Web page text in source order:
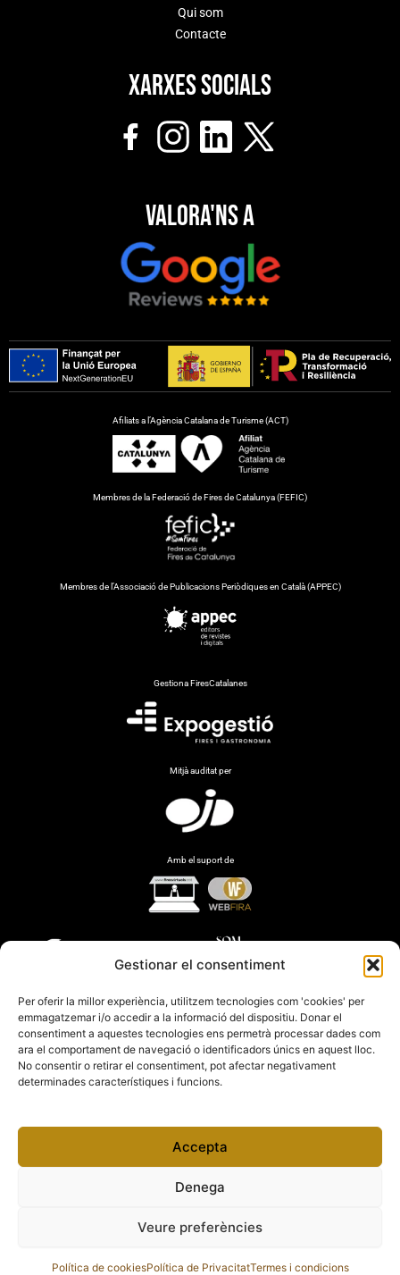
Gestionar el consentiment
Per oferir la millor experiència, utilitzem tecnologies com 'cookies' per
emmagatzemar i/o accedir a la informació del dispositiu. Donar el
consentiment a aquestes tecnologies ens permetrà processar dades com
ara el comportament de navegació o identificadors únics en aquest lloc.
No consentir o retirar el consentiment, pot afectar negativament
determinades característiques i funcions.
Accepta
Denega
Veure preferències
Política de cookiesPolítica de PrivacitatTermes i condicions
Qui som
Contacte
Xarxes socials
Valora'ns a
Afiliats a l’Agència Catalana de Turisme (ACT)
Membres de la Federació de Fires de Catalunya (FEFIC)
Membres de l’Associació de Publicacions Periòdiques en Català (APPEC)
Gestiona FiresCatalanes
Mitjà auditat per
Amb el suport de
Copyright 2012 – 2026 Fires Catalanes
Termes i condicions Política de Cookies